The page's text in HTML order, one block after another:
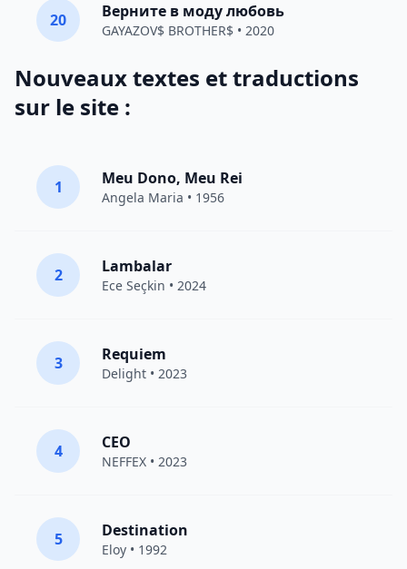
20 Верните в моду любовь
GAYAZOV$ BROTHER$ • 2020
Nouveaux textes et traductions
sur le site :
1 Meu Dono, Meu Rei
Angela Maria • 1956
2 Lambalar
Ece Seçkin • 2024
3 Requiem
Delight • 2023
4 CEO
NEFFEX • 2023
5 Destination
Eloy • 1992